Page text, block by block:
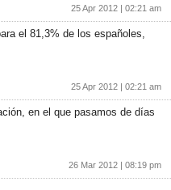
25 Apr 2012 | 02:21 am
el 81,3% de los españoles,
25 Apr 2012 | 02:21 am
en el que pasamos de días
26 Mar 2012 | 08:19 pm